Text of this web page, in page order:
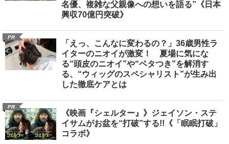
名優、複雑な父親像への想いを語る”《日本
興収70億円突破》
PR
「えっ、こんなに変わるの？」36歳男性ラ
イターのニオイが激変！ 夏場に気にな
る“頭皮のニオイ”や“ベタつき”を解消す
る、“ウィッグのスペシャリスト”が生み出
した徹底ケアとは
PR
《映画『シェルター』》ジェイソン・ステ
イサムがお盆を“打破”する!!《「眠眠打破」
コラボ》